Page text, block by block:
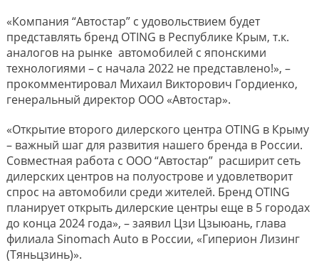
«Компания “Автостар” с удовольствием будет
представлять бренд OTING в Республике Крым, т.к.
аналогов на рынке автомобилей с японскими
технологиями – с начала 2022 не представлено!», –
прокомментировал Михаил Викторович Гордиенко,
генеральный директор ООО «Автостар».
«Открытие второго дилерского центра OTING в Крыму
– важный шаг для развития нашего бренда в России.
Совместная работа с ООО “Автостар” расширит сеть
дилерских центров на полуострове и удовлетворит
спрос на автомобили среди жителей. Бренд OTING
планирует открыть дилерские центры еще в 5 городах
до конца 2024 года», – заявил Цзи Цзыюань, глава
филиала Sinomach Auto в России, «Гиперион Лизинг
(Тяньцзинь)».